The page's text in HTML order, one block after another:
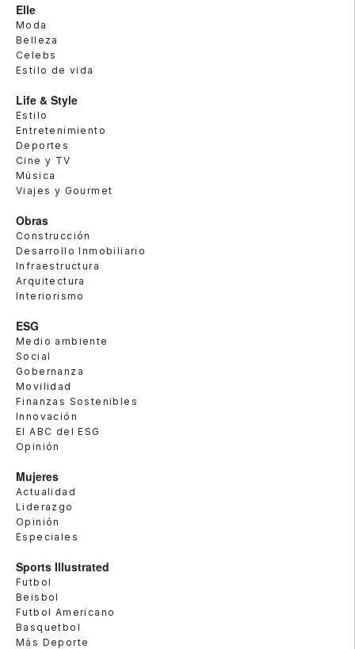
Elle
Moda
Belleza
Celebs
Estilo de vida
Life & Style
Estilo
Entretenimiento
Deportes
Cine y TV
Música
Viajes y Gourmet
Obras
Construcción
Desarrollo Inmobiliario
Infraestructura
Arquitectura
Interiorismo
ESG
Medio ambiente
Social
Gobernanza
Movilidad
Finanzas Sostenibles
Innovación
El ABC del ESG
Opinión
Mujeres
Actualidad
Liderazgo
Opinión
Especiales
Sports Illustrated
Futbol
Beisbol
Futbol Americano
Basquetbol
Más Deporte